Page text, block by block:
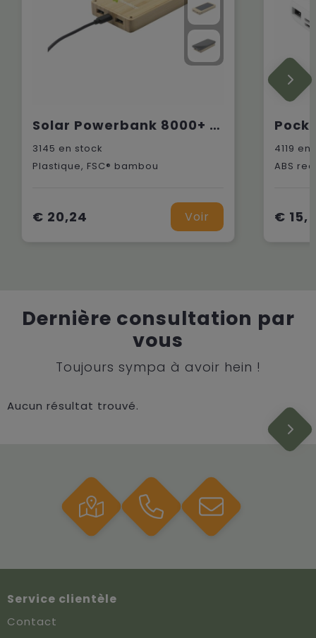
Solar Powerbank 8000+ Wireless Charger chargeur externe
3145 en stock
Plastique, FSC® bambou
€ 20,24 Voir
4119 en
ABS
€
Dernière consultation par
vous
Toujours sympa à avoir hein !
Aucun résultat trouvé.
Service clientèle
Contact